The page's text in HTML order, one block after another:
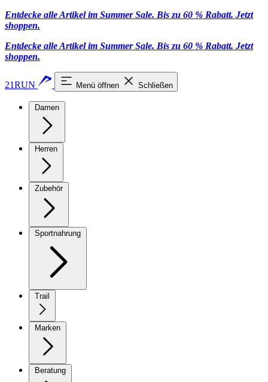
Entdecke alle Artikel im Summer Sale. Bis zu 60 % Rabatt. Jetzt
shoppen.
Entdecke alle Artikel im Summer Sale. Bis zu 60 % Rabatt. Jetzt
shoppen.
21RUN Menü öffnen Schließen
Damen
Herren
Zubehör
Sportnahrung
Trail
Marken
Beratung